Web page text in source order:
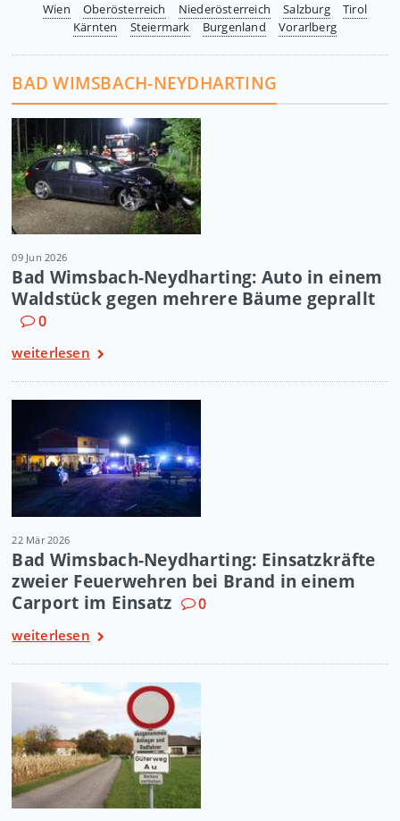
Wien Oberösterreich Niederösterreich Salzburg
Tirol
Kärnten
Steiermark Burgenland Vorarlberg
BAD WIMSBACH-NEYDHARTING
09 Jun 2026
Bad Wimsbach-Neydharting: Auto in einem
Waldstück gegen mehrere Bäume geprallt
0
weiterlesen
22 Mär 2026
Bad Wimsbach-Neydharting: Einsatzkräfte
zweier Feuerwehren bei Brand in einem
Carport im Einsatz
0
weiterlesen